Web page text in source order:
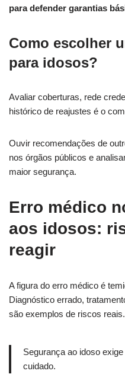
para defender garantias
Como escolher
para idosos?
Avaliar coberturas, rede
histórico de reajustes é o
Ouvir recomendações de
nos órgãos públicos e
maior segurança.
Erro médico
aos idosos:
reagir
A figura do erro médico é
Diagnóstico errado,
são exemplos de riscos reais.
Segurança ao idoso
cuidado.